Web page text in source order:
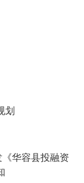
划
华容县投融资